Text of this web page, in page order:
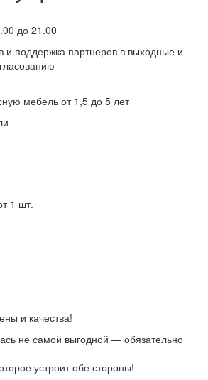
до 21.00
и поддержка партнеров в выходные и
мебель от 1,5 до 5 лет
1 шт.
и качества!
не самой выгодной — обязательно
устроит обе стороны!